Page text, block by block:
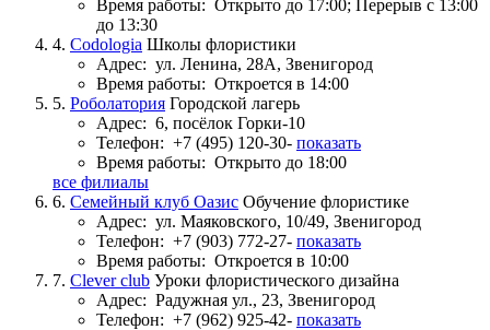
Время работы: Открыто до 17:00; Перерыв с 13:00
до 13:30
4. Codologia Школы флористики
Адрес: ул. Ленина, 28А, Звенигород
Время работы: Откроется в 14:00
5. Роболатория Городской лагерь
Адрес: 6, посёлок Горки-10
Телефон: +7 (495) 120-30- показать
Время работы: Открыто до 18:00
все филиалы
6. Семейный клуб Оазис Обучение флористике
Адрес: ул. Маяковского, 10/49, Звенигород
Телефон: +7 (903) 772-27- показать
Время работы: Откроется в 10:00
7. Clever club Уроки флористического дизайна
Адрес: Радужная ул., 23, Звенигород
Телефон: +7 (962) 925-42- показать